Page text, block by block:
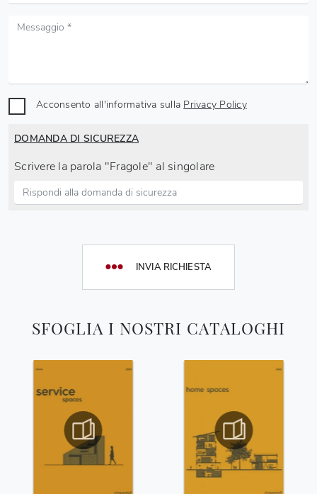
SFOGLIA I NOSTRI CATALOGHI
Acconsento all'informativa sulla Privacy Policy
DOMANDA DI SICUREZZA
Scrivere la parola "Fragole" al singolare
INVIA RICHIESTA